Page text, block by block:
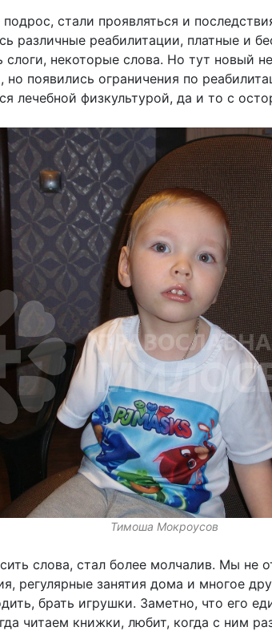
стали проявляться и
различные реабилитации, платные и
слоги, некоторые слова. Но тут новый
но появились ограничения по
лечебной физкультурой, да и то с
Тимоша Мокроусов
слова, стал более молчалив. Мы не
регулярные занятия дома и многое
брать игрушки. Заметно, что его
читаем книжки, любит, когда с ним